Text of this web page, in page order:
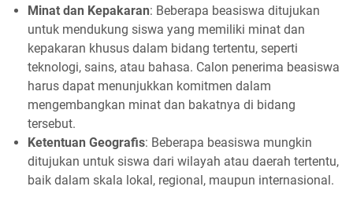
Minat dan Kepakaran: Beberapa beasiswa ditujukan
untuk mendukung siswa yang memiliki minat dan
kepakaran khusus dalam bidang tertentu, seperti
teknologi, sains, atau bahasa. Calon penerima beasiswa
harus dapat menunjukkan komitmen dalam
mengembangkan minat dan bakatnya di bidang
tersebut.
Ketentuan Geografis: Beberapa beasiswa mungkin
ditujukan untuk siswa dari wilayah atau daerah tertentu,
baik dalam skala lokal, regional, maupun internasional.